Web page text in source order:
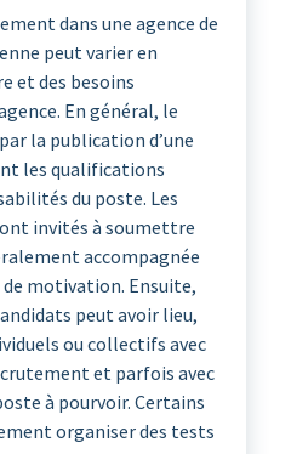
dans une agence de
peut varier en
et des besoins
En général, le
la publication d’une
les qualifications
du poste. Les
invités à soumettre
accompagnée
de motivation. Ensuite,
peut avoir lieu,
ou collectifs avec
et parfois avec
à pourvoir. Certains
organiser des tests